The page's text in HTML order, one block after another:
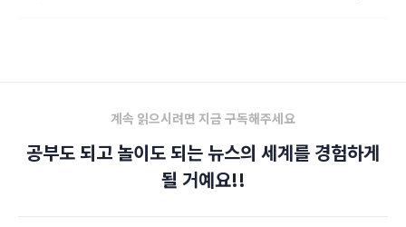
계속 읽으시려면 지금 구독해주세요
공부도 되고 놀이도 되는 뉴스의 세계를 경험하게
될 거예요!!